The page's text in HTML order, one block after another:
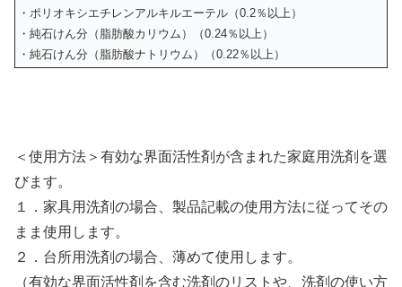
・ポリオキシエチレンアルキルエーテル（0.2％以上）
・純石けん分（脂肪酸カリウム）（0.24％以上）
・純石けん分（脂肪酸ナトリウム）（0.22％以上）
＜使用方法＞有効な界面活性剤が含まれた家庭用洗剤を選
びます。
１．家具用洗剤の場合、製品記載の使用方法に従ってその
まま使用します。
２．台所用洗剤の場合、薄めて使用します。
（有効な界面活性剤を含む洗剤のリストや、洗剤の使い方